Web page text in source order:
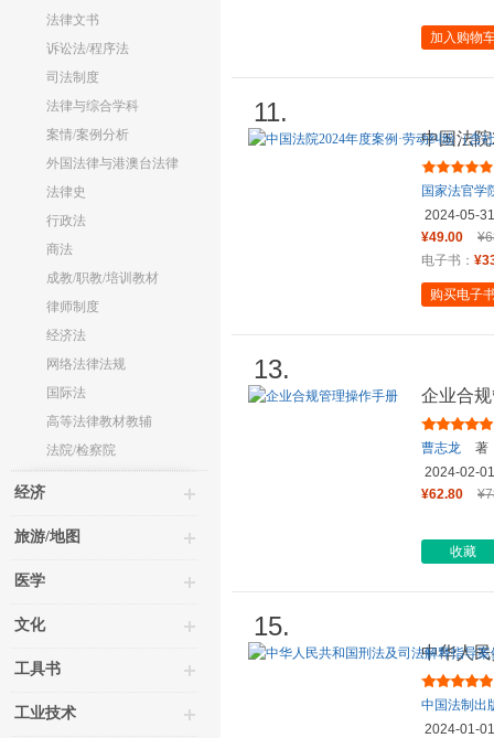
法律文书
诉讼法/程序法
司法制度
法律与综合学科
案情/案例分析
外国法律与港澳台法律
法律史
行政法
商法
成教/职教/培训教材
律师制度
经济法
网络法律法规
国际法
高等法律教材教辅
法院/检察院
经济
旅游/地图
医学
文化
工具书
工业技术
加入购物
11.
中国法
保险纠
国家法官学
2024-05-31
¥49.00
电子书：
购买电子
13.
企业合
曹志龙
著
2024-02-01
¥62.80
收藏
15.
中华人
全书（
中国法制出
2024-01-01